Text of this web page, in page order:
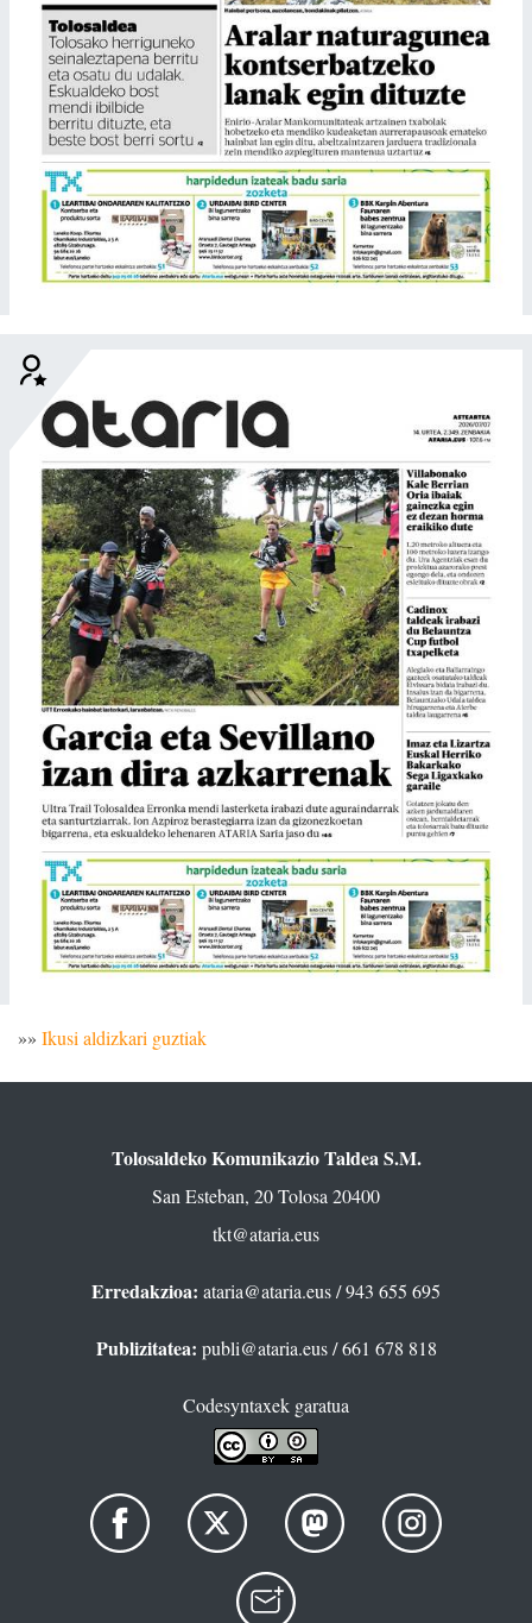
»» Ikusi aldizkari guztiak
Tolosaldeko Komunikazio Taldea S.M.
San Esteban, 20 Tolosa 20400
tkt@ataria.eus
Erredakzioa: ataria@ataria.eus/ 943 655 695
Publizitatea: publi@ataria.eus/ 661 678 818
Codesyntaxek garatua